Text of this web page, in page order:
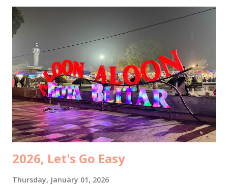
dan menjawab pertanyaan dari para peserta. Jawaban dari
beberapa pertanyaan sudah pernah saya tulis di blog ini,
seperti: Marriage Tips Finding The Right One Women are
like cars? 8 Tips Untuk Istri Agar Suami Tenang Bekerja
Jaga kesehatan pernikahan seperti menjaga kesehatan
badan Senang bisa sharing di Malang bareng
@nataliardianto tentang random things, mulai dari history,
love story, relationship, marriage, struggles, financia...
2026, Let's Go Easy
Thursday, January 01, 2026